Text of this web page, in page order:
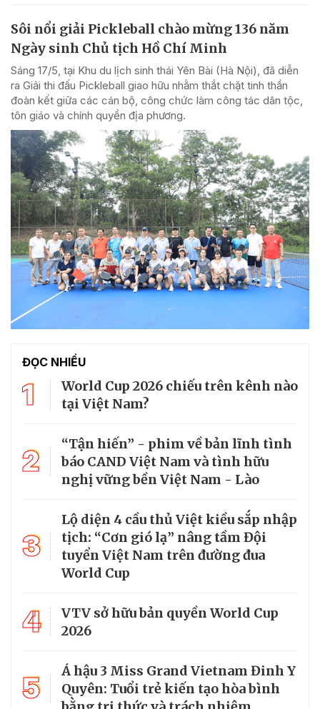
Sôi nổi giải Pickleball chào mừng 136 năm
Ngày sinh Chủ tịch Hồ Chí Minh
Sáng 17/5, tại Khu du lịch sinh thái Yên Bài (Hà Nội), đã diễn
ra Giải thi đấu Pickleball giao hữu nhằm thắt chặt tinh thần
đoàn kết giữa các cán bộ, công chức làm công tác dân tộc,
tôn giáo và chính quyền địa phương.
ĐỌC NHIỀU
1
World Cup 2026 chiếu trên kênh nào
tại Việt Nam?
2
“Tận hiến” - phim về bản lĩnh tình
báo CAND Việt Nam và tình hữu
nghị vững bền Việt Nam - Lào
3
Lộ diện 4 cầu thủ Việt kiều sắp nhập
tịch: “Cơn gió lạ” nâng tầm Đội
tuyển Việt Nam trên đường đua
World Cup
4
VTV sở hữu bản quyền World Cup
2026
5
Á hậu 3 Miss Grand Vietnam Đinh Y
Quyên: Tuổi trẻ kiến tạo hòa bình